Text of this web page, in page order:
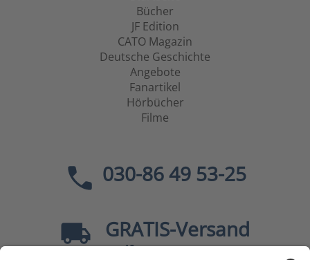
Bücher
JF Edition
CATO Magazin
Deutsche Geschichte
Angebote
Fanartikel
Hörbücher
Filme
030-86 49 53-25
GRATIS-Versand
40